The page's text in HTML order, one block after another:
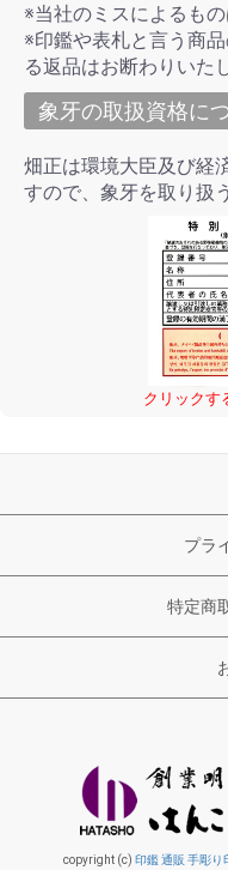
※当社のミスによるも
※印鑑や表札と言う商
る返品はお断わりいた
象牙の取扱資格に
畑正は環境大臣及び経
すので、象牙を取り扱
クリックす
プラ
特定商
copyright (c) 印鑑 通販 手彫り